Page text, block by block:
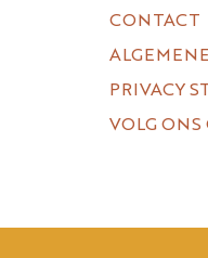
CONTACT
PRIVACY
VOLG ONS